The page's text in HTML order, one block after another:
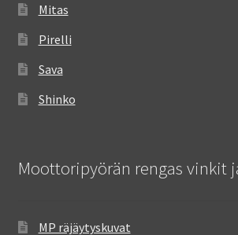
Mitas
Pirelli
Sava
Shinko
Moottoripyörän rengas vinkit
MP räjäytyskuvat